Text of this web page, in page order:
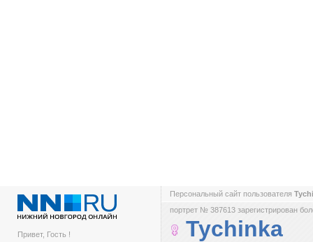
Привет, Гость !
Персональный сайт пользователя
портрет № 387613 зарегистрирован
Tychinka